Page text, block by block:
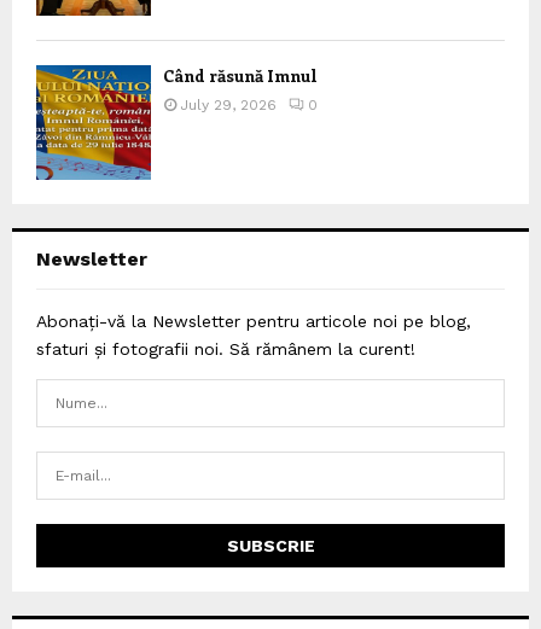
Când răsună Imnul
July 29, 2026 0
Newsletter
Abonați-vă la Newsletter pentru articole noi pe blog,
sfaturi și fotografii noi. Să rămânem la curent!